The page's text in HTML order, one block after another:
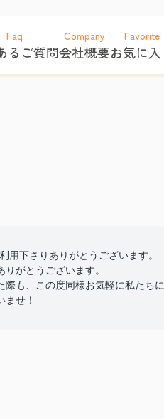
Faq
るご質問
Company
会社概要
Favorite
お気に入
用下さりありがとうございます。
がとうございます。
も、この度同様お気軽に私たち
せ！